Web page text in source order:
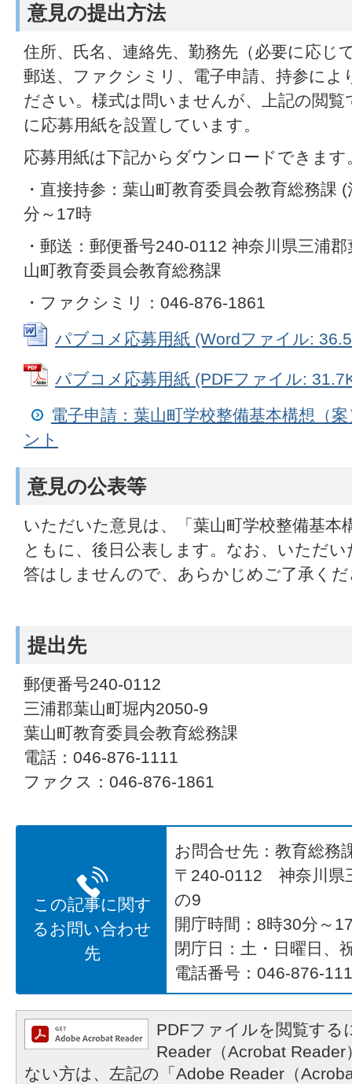
意見の提出方法
住所、氏名、連絡先、勤務先（必要に応じ
郵送、ファクシミリ、電子申請、持参によ
ださい。様式は問いませんが、上記の閲
に応募用紙を設置しています。
応募用紙は下記からダウンロードできます
・直接持参：葉山町教育委員会教育総務課
分～17時
・郵送：郵便番号240-0112 神奈川県三浦
山町教育委員会教育総務課
・ファクシミリ：046-876-1861
パブコメ応募用紙 (Wordファイル:
パブコメ応募用紙 (PDFファイル:
電子申請：葉山町学校整備基本構想（
ント
意見の公表等
いただいた意見は、「葉山町学校整備基本
ともに、後日公表します。なお、いただ
答はしませんので、あらかじめご了承く
提出先
郵便番号240-0112
三浦郡葉山町堀内2050-9
葉山町教育委員会教育総務課
電話：046-876-1111
ファクス：046-876-1861
この記事に関す
るお問い合わせ
先
お問合せ先：教育総務
〒240-0112 神奈川県
の9
開庁時間：8時30分～
閉庁日：土・日曜日、
電話番号：046-876-
PDFファイルを閲覧する
Reader（Acrobat
ない方は、左記の「Adobe Reader（